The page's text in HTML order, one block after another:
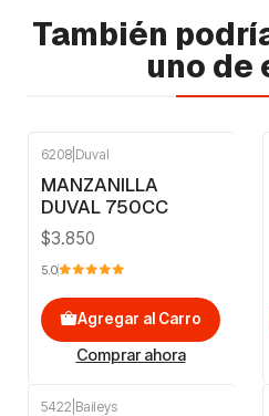
También
uno de
6208 Duval
MANZANILLA
DUVAL 750CC
$3.850
5.0
Agregar al Carro
Comprar ahora
5422 Baileys